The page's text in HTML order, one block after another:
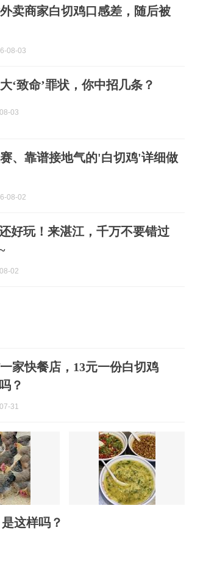
卖商家白切鸡口感差，随后被
08-03
‘致命’罪状，你中招几条？
03
、靠谱接地气的'白切鸡'详细做
08-02
好玩！来湛江，千万不要错过
02
家快餐店，13元一份白切鸡
？
31
这样吗？